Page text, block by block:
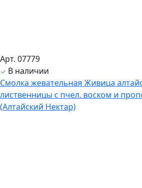
Арт. 07779
В наличии
Смолка жевательная Живица
лиственницы с пчел. воском и
(Алтайский Нектар)